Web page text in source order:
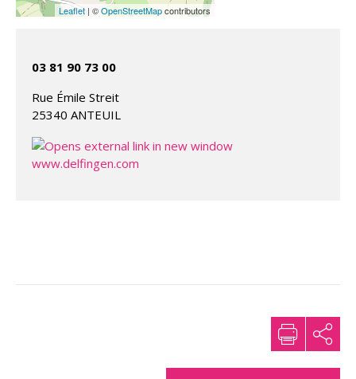
Leaflet | ©OpenStreetMapcontributors
03 81 90 73 00
Rue Émile Streit
25340 ANTEUIL
www.delfingen.com